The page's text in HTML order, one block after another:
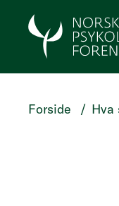
HOPP TIL
Forside / Hva